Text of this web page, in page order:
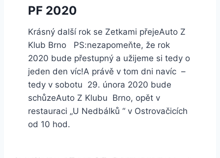
PF 2020
Krásný další rok se Zetkami přejeAuto Z
Klub Brno PS:nezapomeňte, že rok
2020 bude přestupný a užijeme si tedy o
jeden den víc!A právě v tom dni navíc –
tedy v sobotu 29. února 2020 bude
schůzeAuto Z Klubu Brno, opět v
restauraci „U Nedbálků “ v Ostrovačicích
od 10 hod.